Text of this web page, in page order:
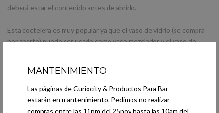
MANTENIMIENTO
Las páginas de Curiocity & Productos Para Bar
estarán en mantenimiento. Pedimos no realizar
compras entre las 11pm del 25nov hasta las 10am del
deberá estar el contenido antes de abrirlo.
Esta coctelera es muy popular ya que el vaso de vidrio (se compra
por aparte) puede ser usado como vaso mezclador y el vaso de
PRESENTACIÓN
No incluye caja.